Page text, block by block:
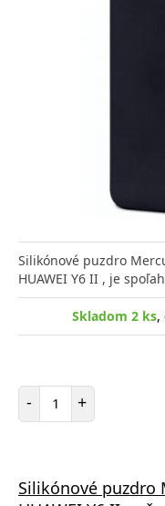
Silikónové puzdro
HUAWEI Y6 II , je
Skladom 2 ks,
- Počet položiek
+
Silikónové puzdro